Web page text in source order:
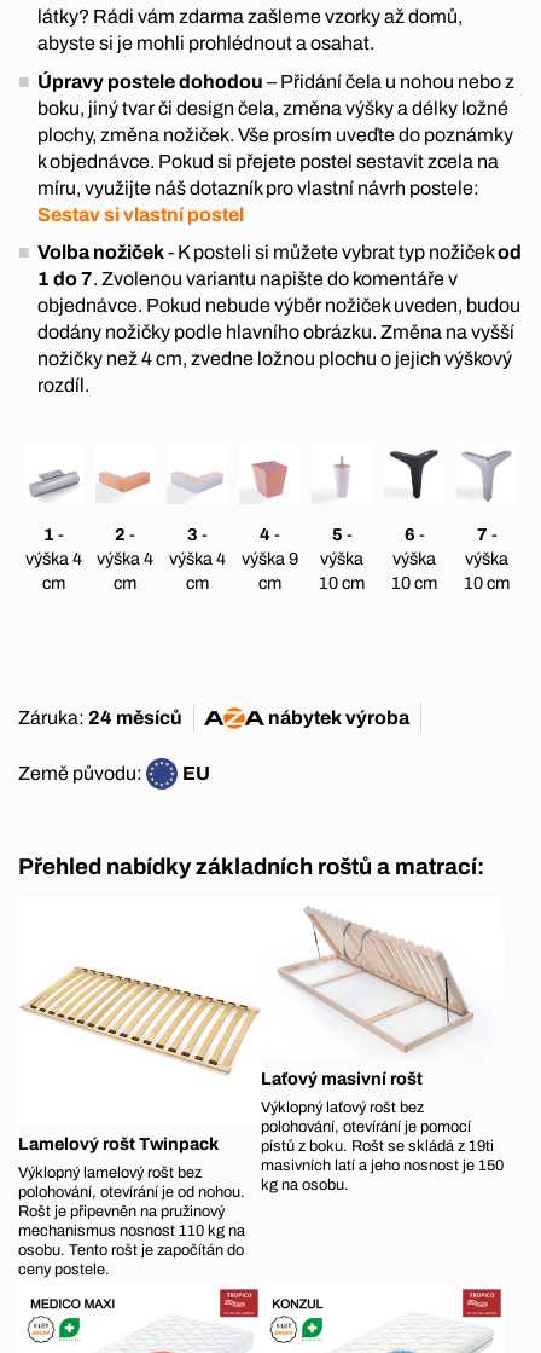
látky? Rádi vám zdarma zašleme vzorky až domů,
abyste si je mohli prohlédnout a osahat.
Úpravy postele dohodou – Přidání čela u nohou nebo z
boku, jiný tvar či design čela, změna výšky a délky ložné
plochy, změna nožiček. Vše prosím uveďte do poznámky
k objednávce. Pokud si přejete postel sestavit zcela na
míru, využijte náš dotazník pro vlastní návrh postele:
Sestav si vlastní postel
Volba nožiček- K posteli si můžete vybrat typ nožičekod
1 do 7. Zvolenou variantu napište do komentáře v
objednávce. Pokud nebude výběr nožiček uveden, budou
dodány nožičky podle hlavního obrázku. Změna na vyšší
nožičky než 4 cm, zvedne ložnou plochu o jejich výškový
rozdíl.
1 -
výška 4
cm
2 -
výška 4
cm
3 -
výška 4
cm
4 -
výška 9
cm
5 -
výška
10 cm
6 -
výška
10 cm
7 -
výška
10 cm
Záruka: 24 měsíců nábytekvýroba
Země původu: EU
Přehled nabídky základních roštů a matrací:
Lamelový rošt Twinpack
Výklopný lamelový rošt bez
polohování, otevírání je od nohou.
Rošt je připevněn na pružinový
mechanismus nosnost 110 kg na
osobu. Tento rošt je započítán do
ceny postele.
Laťový masivní rošt
Výklopný laťový rošt bez
polohování, otevírání je pomocí
pístů z boku. Rošt se skládá z 19ti
masivních latí a jeho nosnost je 150
kg na osobu.